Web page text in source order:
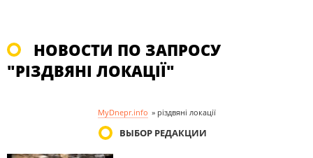
НОВОСТИ ПО ЗАПРОСУ
"РІЗДВЯНІ ЛОКАЦІЇ"
MyDnepr.info » різдвяні локації
ВЫБОР РЕДАКЦИИ